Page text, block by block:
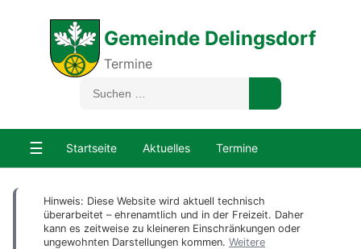
Gemeinde Delingsdorf
Termine
☰ Startseite Aktuelles Termine
Hinweis: Diese Website wird aktuell technisch
überarbeitet – ehrenamtlich und in der Freizeit. Daher
kann es zeitweise zu kleineren Einschränkungen oder
ungewohnten Darstellungen kommen. Weitere